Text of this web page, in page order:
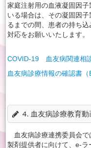
家庭注射用の血液凝固因
いる場合は、その凝固因
るまでの間、患者の持ち
対応をお願いいたします。
COVID-19 血友病関連相
血友病診療情報の確認書（
4. 血友病診療教育
血友病診療連携委員会で
製剤提供者に向けて、e-